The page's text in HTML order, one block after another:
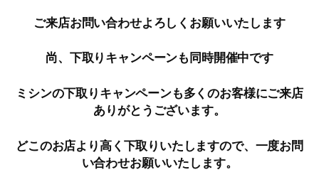
ご来店お問い合わせよろしくお願いいたします
尚、下取りキャンペーンも同時開催中です
ミシンの下取りキャンペーンも多くのお客様にご来店
ありがとうございます。
どこのお店より高く下取りいたしますので、一度お問
い合わせお願いいたします。